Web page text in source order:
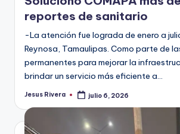
reportes de sanitario
-La atención fue lograda de enero a
Reynosa, Tamaulipas. Como parte de
permanentes para mejorar la
brindar un servicio más eficiente a…
Publicado
Jesus Rivera julio 6, 2026